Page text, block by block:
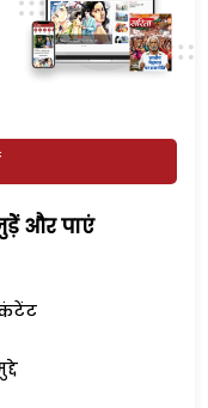
और पाएं
कंटेंट